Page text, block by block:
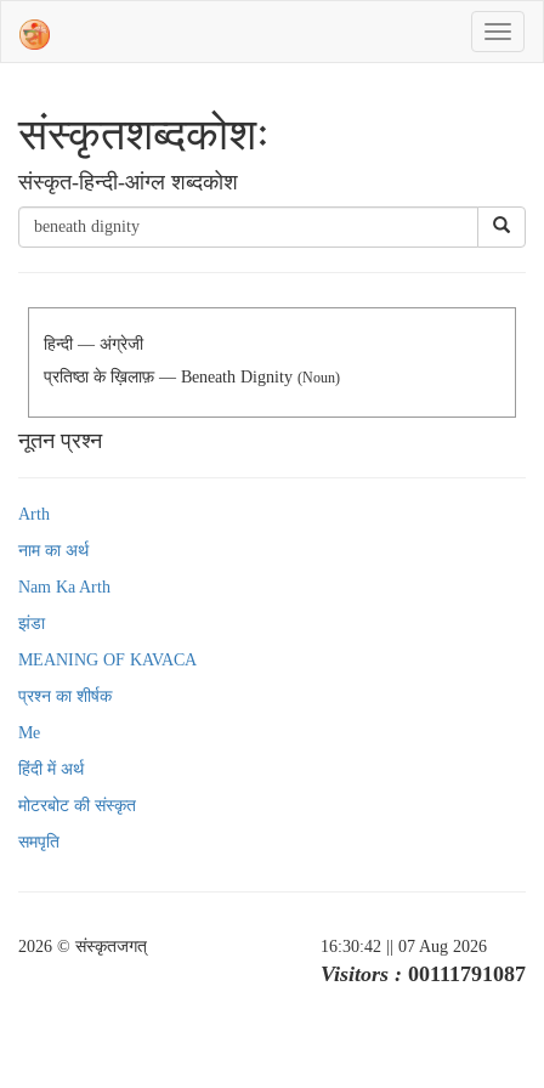
संस्‍कृतशब्‍दकोशः
संस्‍कृत-हिन्दी-आंग्ल शब्दकोश
हिन्दी — अंग्रेजी
प्रतिष्ठा के ख़िलाफ़ — Beneath Dignity (Noun)
नूतन प्रश्न
Arth
नाम का अर्थ
Nam Ka Arth
झंडा
MEANING OF KAVACA
प्रश्न का शीर्षक
Me
हिंदी में अर्थ
मोटरबोट की संस्कृत
समपृति
2026 © संस्कृतजगत् 16:30:42 || 07 Aug 2026
Visitors : 00111791087